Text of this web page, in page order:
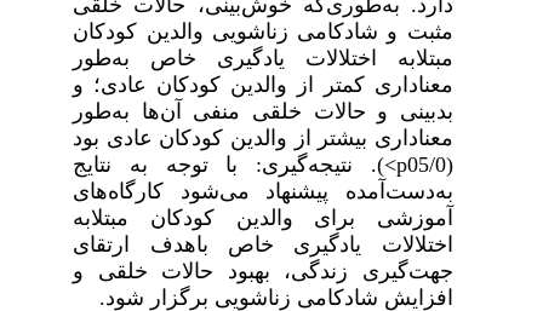
مثبت و شادکامی زناشویی والدین کودکان
مبتلابه اختلالات یادگیری خاص به‌طور
معناداری کمتر از والدین کودکان عادی؛ و
بدبینی و حالات خلقی منفی آن‌ها به‌طور
معناداری بیشتر از والدین کودکان عادی بود
p
<). نتیجه‌گیری: با توجه به نتایج
به‌دست‌آمده پیشنهاد می‌شود کارگاه‌های
آموزشی برای والدین کودکان مبتلابه
اختلالات یادگیری خاص باهدف ارتقای
جهت‌گیری زندگی، بهبود حالات خلقی و
افزایش شادکامی زناشویی برگزار شود.